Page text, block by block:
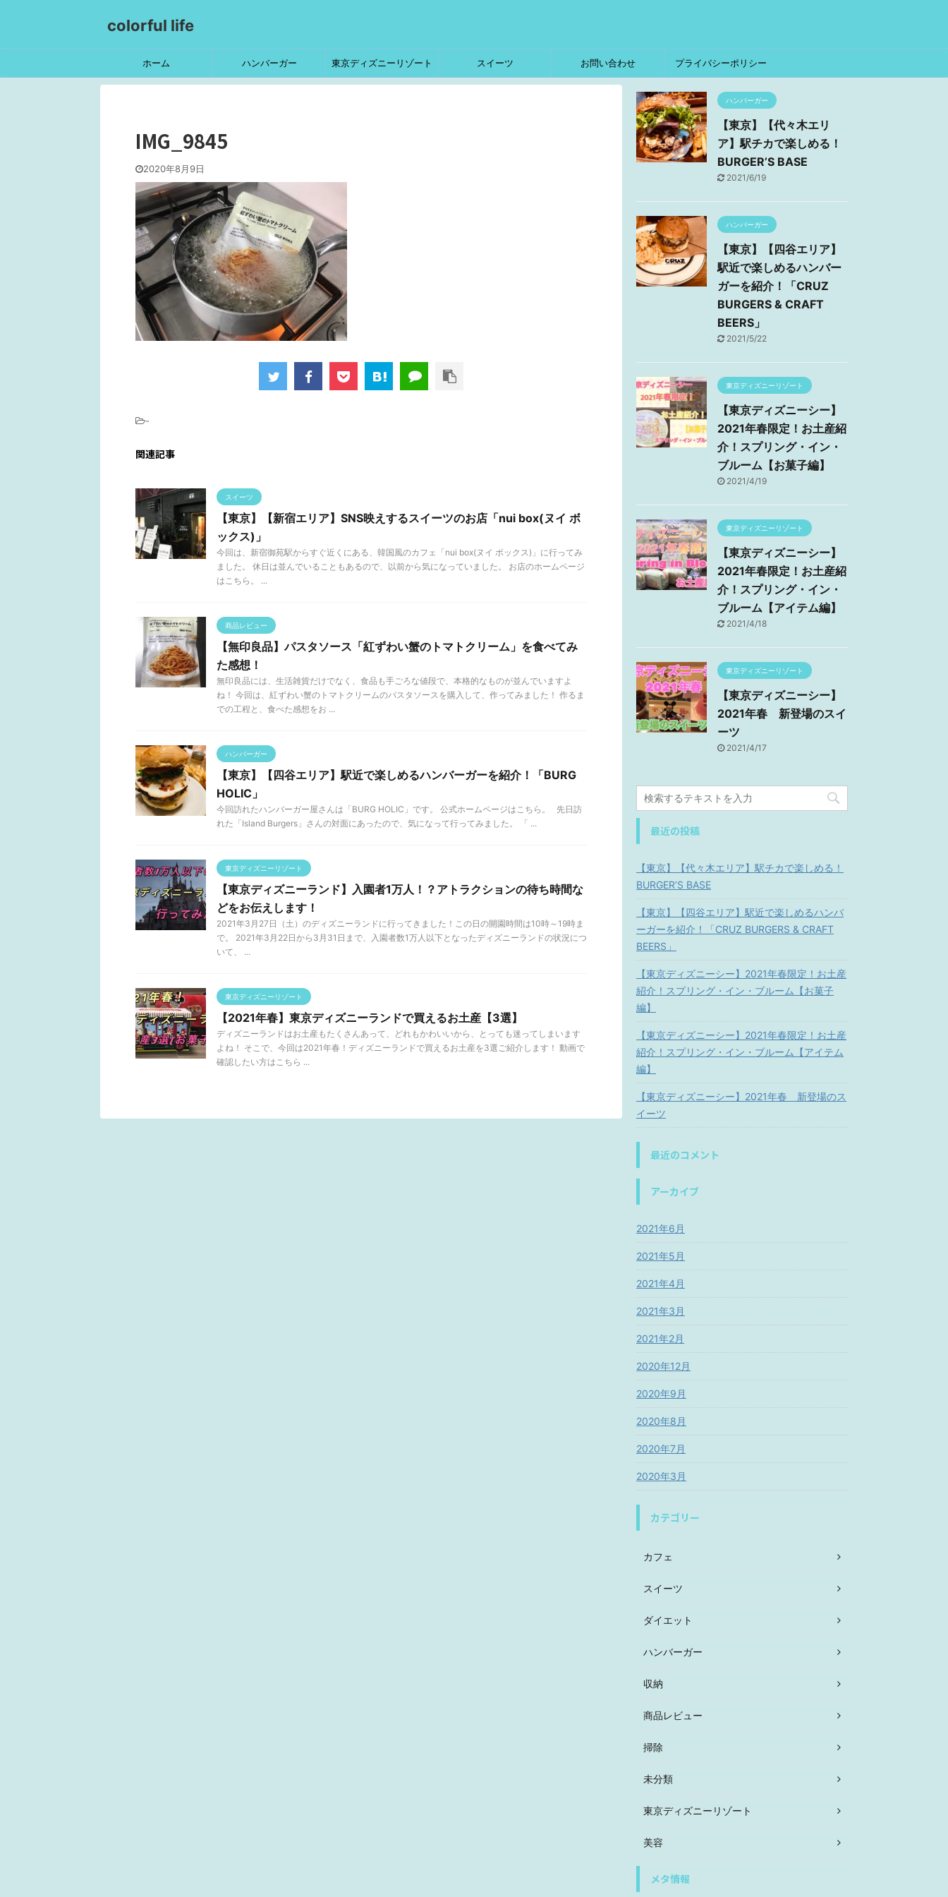
colorful life
ホーム ハンバーガー 東京ディズニーリゾート スイーツ お問い合わせ プライバシーポリシー
IMG_9845
2020年8月9日
-
関連記事
スイーツ
【東京】【新宿エリア】SNS映えするスイーツのお店「nui box(ヌイ ボ
ックス)」
今回は、新宿御苑駅からすぐ近くにある、韓国風のカフェ「nui box(ヌイ ボックス)」に行ってみ
ました。 休日は並んでいることもあるので、以前から気になっていました。 お店のホームページ
はこちら。 ...
商品レビュー
【無印良品】パスタソース「紅ずわい蟹のトマトクリーム」を食べてみ
た感想！
無印良品には、生活雑貨だけでなく、食品も手ごろな値段で、本格的なものが並んでいますよ
ね！ 今回は、紅ずわい蟹のトマトクリームのパスタソースを購入して、作ってみました！ 作るま
での工程と、食べた感想をお ...
ハンバーガー
【東京】【四谷エリア】駅近で楽しめるハンバーガーを紹介！「BURG
HOLIC」
今回訪れたハンバーガー屋さんは「BURG HOLIC」です。 公式ホームページはこちら。 先日訪
れた「Island Burgers」さんの対面にあったので、気になって行ってみました。 「 ...
東京ディズニーリゾート
【東京ディズニーランド】入園者1万人！？アトラクションの待ち時間な
どをお伝えします！
2021年3月27日（土）のディズニーランドに行ってきました！この日の開園時間は10時～19時ま
で。 2021年3月22日から3月31日まで、入園者数1万人以下となったディズニーランドの状況につ
いて、 ...
東京ディズニーリゾート
【2021年春】東京ディズニーランドで買えるお土産【3選】
ディズニーランドはお土産もたくさんあって、どれもかわいいから、とっても迷ってしまいます
よね！ そこで、今回は2021年春！ディズニーランドで買えるお土産を3選ご紹介します！ 動画で
確認したい方はこちら ...
ハンバーガー
【東京】【代々木エリ
ア】駅チカで楽しめる！
BURGER’S BASE
2021/6/19
ハンバーガー
【東京】【四谷エリア】
駅近で楽しめるハンバー
ガーを紹介！「CRUZ
BURGERS & CRAFT
BEERS」
2021/5/22
東京ディズニーリゾート
【東京ディズニーシー】
2021年春限定！お土産紹
介！スプリング・イン・
ブルーム【お菓子編】
2021/4/19
東京ディズニーリゾート
【東京ディズニーシー】
2021年春限定！お土産紹
介！スプリング・イン・
ブルーム【アイテム編】
2021/4/18
東京ディズニーリゾート
【東京ディズニーシー】
2021年春 新登場のスイ
ーツ
2021/4/17
最近の投稿
【東京】【代々木エリア】駅チカで楽しめる！
BURGER’S BASE
【東京】【四谷エリア】駅近で楽しめるハンバ
ーガーを紹介！「CRUZ BURGERS & CRAFT
BEERS」
【東京ディズニーシー】2021年春限定！お土産
紹介！スプリング・イン・ブルーム【お菓子
編】
【東京ディズニーシー】2021年春限定！お土産
紹介！スプリング・イン・ブルーム【アイテム
編】
【東京ディズニーシー】2021年春 新登場のス
イーツ
最近のコメント
アーカイブ
2021年6月
2021年5月
2021年4月
2021年3月
2021年2月
2020年12月
2020年9月
2020年8月
2020年7月
2020年3月
カテゴリー
カフェ
スイーツ
ダイエット
ハンバーガー
収納
商品レビュー
掃除
未分類
東京ディズニーリゾート
美容
メタ情報